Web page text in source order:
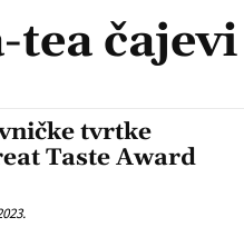
tea čajevi
tvrtke
Taste Award